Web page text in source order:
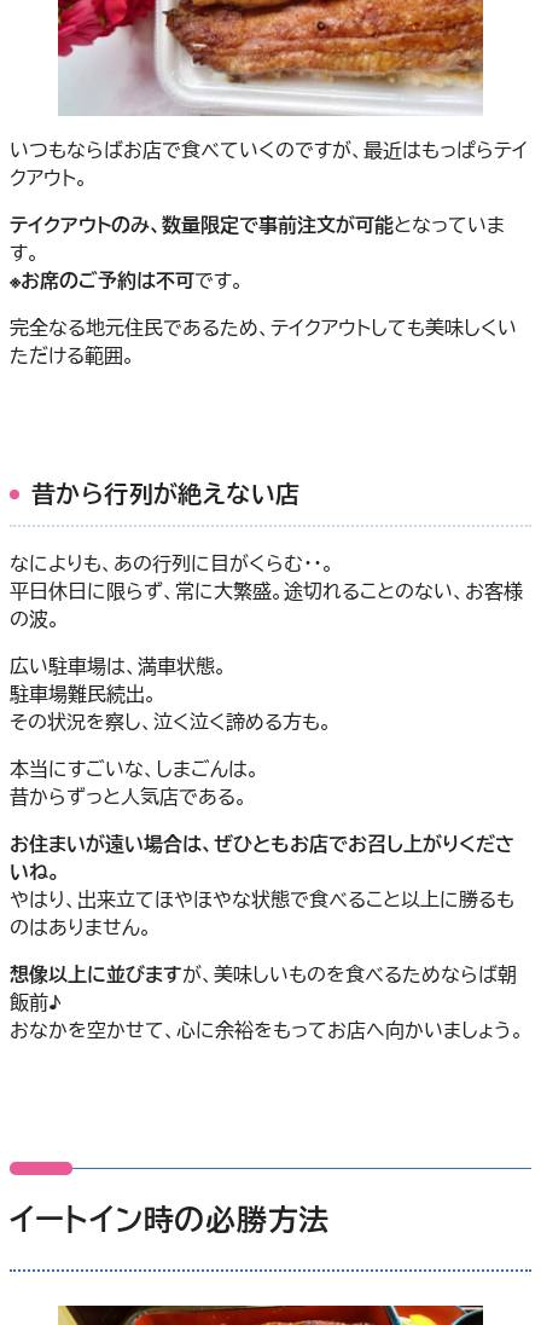
いつもならばお店で食べていくのですが、最近はもっぱらテイ
クアウト。
テイクアウトのみ、数量限定で事前注文が可能となっていま
す。
※お席のご予約は不可です。
完全なる地元住民であるため、テイクアウトしても美味しくい
ただける範囲。
昔から行列が絶えない店
なによりも、あの行列に目がくらむ・・。
平日休日に限らず、常に大繁盛。途切れることのない、お客様
の波。
広い駐車場は、満車状態。
駐車場難民続出。
その状況を察し、泣く泣く諦める方も。
本当にすごいな、しまごんは。
昔からずっと人気店である。
お住まいが遠い場合は、ぜひともお店でお召し上がりくださ
いね。
やはり、出来立てほやほやな状態で食べること以上に勝るも
のはありません。
想像以上に並びますが、美味しいものを食べるためならば朝
飯前♪
おなかを空かせて、心に余裕をもってお店へ向かいましょう。
イートイン時の必勝方法